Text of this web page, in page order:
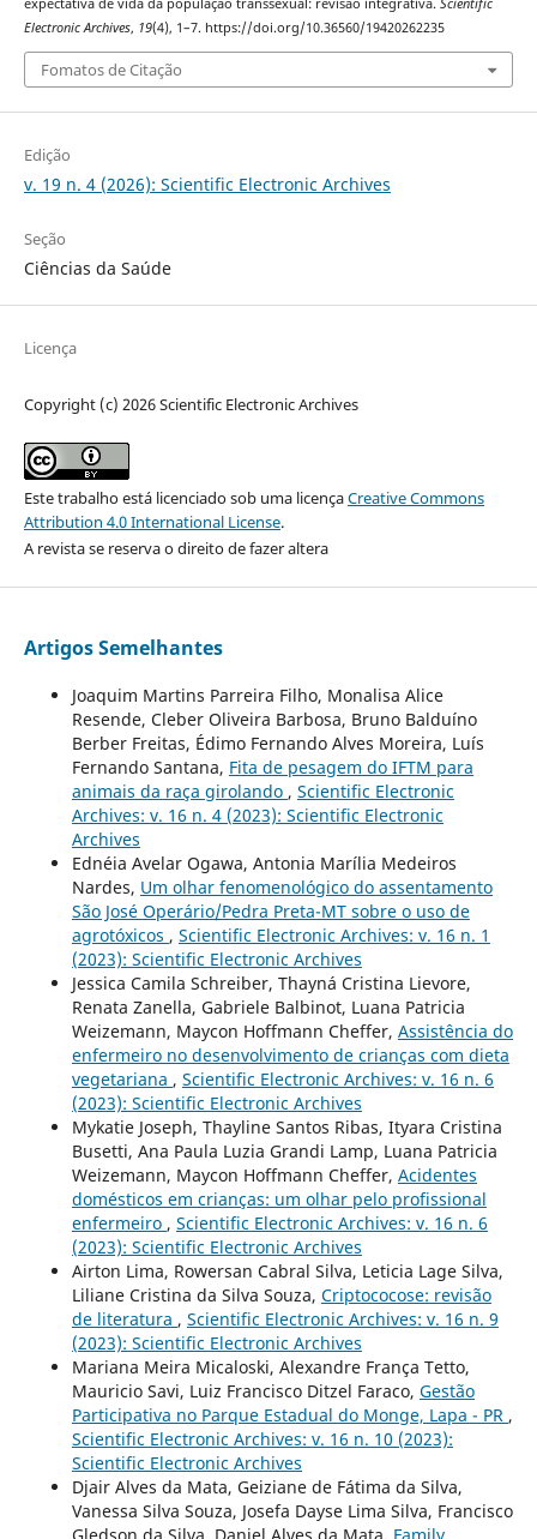
Electronic Archives, 19(4), 1–7. https://doi.org/10.36560/19420262235
Fomatos de Citação
Edição
v. 19 n. 4 (2026): Scientific Electronic Archives
Seção
Ciências da Saúde
Licença
Copyright (c) 2026 Scientific Electronic Archives
Este trabalho está licenciado sob uma licençaCreative Commons
Attribution 4.0 International License.
A revista se reserva o direito de fazer altera
Artigos Semelhantes
Joaquim Martins Parreira Filho, Monalisa Alice
Resende, Cleber Oliveira Barbosa, Bruno Balduíno
Berber Freitas, Édimo Fernando Alves Moreira, Luís
Fernando Santana, Fita de pesagem do IFTM para
animais da raça girolando , Scientific Electronic
Archives: v. 16 n. 4 (2023): Scientific Electronic
Archives
Ednéia Avelar Ogawa, Antonia Marília Medeiros
Nardes, Um olhar fenomenológico do assentamento
São José Operário/Pedra Preta-MT sobre o uso de
agrotóxicos , Scientific Electronic Archives: v. 16 n. 1
(2023): Scientific Electronic Archives
Jessica Camila Schreiber, Thayná Cristina Lievore,
Renata Zanella, Gabriele Balbinot, Luana Patricia
Weizemann, Maycon Hoffmann Cheffer, Assistência do
enfermeiro no desenvolvimento de crianças com dieta
vegetariana , Scientific Electronic Archives: v. 16 n. 6
(2023): Scientific Electronic Archives
Mykatie Joseph, Thayline Santos Ribas, Ityara Cristina
Busetti, Ana Paula Luzia Grandi Lamp, Luana Patricia
Weizemann, Maycon Hoffmann Cheffer, Acidentes
domésticos em crianças: um olhar pelo profissional
enfermeiro , Scientific Electronic Archives: v. 16 n. 6
(2023): Scientific Electronic Archives
Airton Lima, Rowersan Cabral Silva, Leticia Lage Silva,
Liliane Cristina da Silva Souza, Criptococose: revisão
de literatura , Scientific Electronic Archives: v. 16 n. 9
(2023): Scientific Electronic Archives
Mariana Meira Micaloski, Alexandre França Tetto,
Mauricio Savi, Luiz Francisco Ditzel Faraco, Gestão
Participativa no Parque Estadual do Monge, Lapa - PR ,
Scientific Electronic Archives: v. 16 n. 10 (2023):
Scientific Electronic Archives
Djair Alves da Mata, Geiziane de Fátima da Silva,
Vanessa Silva Souza, Josefa Dayse Lima Silva, Francisco